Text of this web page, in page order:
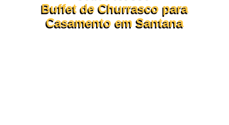
Buffet de Churrasco para
Casamento em Santana